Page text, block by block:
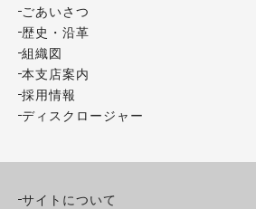
ごあいさつ
歴史・沿革
組織図
本支店案内
採用情報
ディスクロージャー
サイトについて